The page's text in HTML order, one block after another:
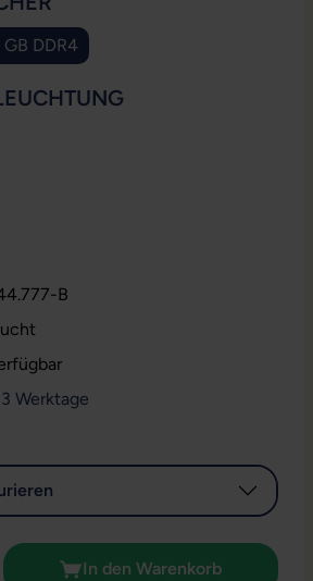
ist zurzeit nicht verfügbar.)
GB DDR4
nicht verfügbar.)
B
Werktage
Gib den gewünschten
In den Warenkorb